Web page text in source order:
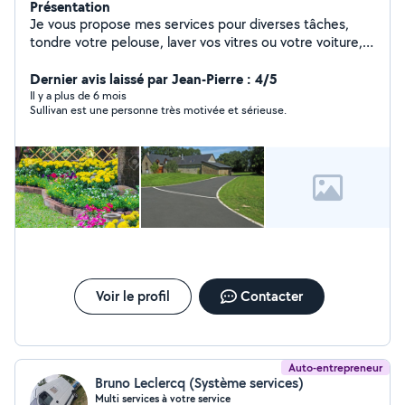
Présentation
Je vous propose mes services pour diverses tâches,
tondre votre pelouse, laver vos vitres ou votre voiture,
consistent à me faire un peu d'argent pendant les
vacances
Dernier avis laissé par Jean-Pierre : 4/5
Il y a plus de 6 mois
Sullivan est une personne très motivée et sérieuse.
Voir le profil Contacter
Auto-entrepreneur
Bruno Leclercq (Système services)
Multi services à votre service